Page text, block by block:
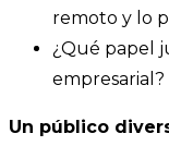
remoto y lo
¿Qué papel
empresarial?
Un público